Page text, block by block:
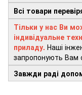
Всі товари
Тільки у нас Ви
індивідуальне
приладу. Наші
запропонують Вам
Завжди раді